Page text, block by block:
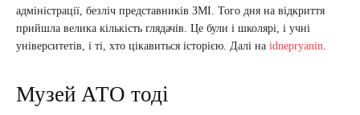
адміністрації, безліч представників ЗМІ. Того дня на відкриття
прийшла велика кількість глядачів. Це були і школярі, і учні
університетів, і ті, хто цікавиться історією. Далі на idnepryanin.
Музей АТО тоді